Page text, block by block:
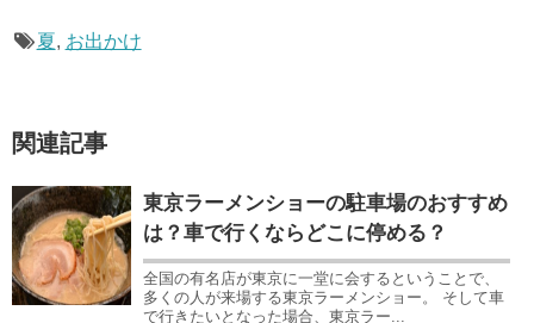
夏, お出かけ
関連記事
東京ラーメンショーの駐車場のおすすめ
は？車で行くならどこに停める？
全国の有名店が東京に一堂に会するということで、
多くの人が来場する東京ラーメンショー。 そして車
で行きたいとなった場合、東京ラー...